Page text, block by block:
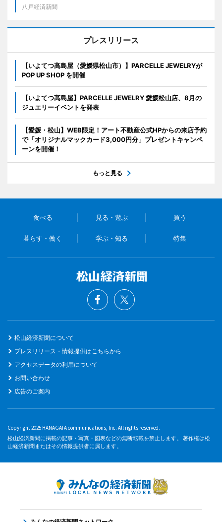
八戸経済新聞
プレスリリース
【いよてつ高島屋（愛媛県松山市）】PARCELLE JEWELRYが
POP UP SHOP を開催
【いよてつ高島屋】PARCELLE JEWELRY 愛媛松山店、8月の
ジュエリーイベントを発表
【愛媛・松山】WEB限定！アート不動産公式HPからの来店予約
で「オリジナルマックカード3,000円分」プレゼントキャンペ
ーンを開催！
もっと見る
食べる 見る・遊ぶ 買う
暮らす・働く 学ぶ・知る 特集
松山経済新聞について
プレスリリース・情報提供はこちらから
アクセスデータの利用について
お問い合わせ
広告のご案内
Copyright 2025 HANAGATA communications, Inc. All rights reserved.
松山経済新聞に掲載の記事・写真・図表などの無断転載を禁止します。 著作権は松
山経済新聞またはその情報提供者に属します。